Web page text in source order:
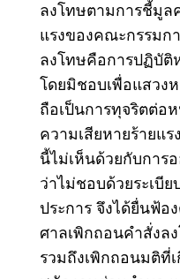
ลงโทษตามการชี้มูล
แรงของคณะกรรมก
ลงโทษคือการปฏิบัติ
โดยมิชอบเพื่อแสวง
ถือเป็นการทุจริตต่อ
ความเสียหายร้ายแร
นี้ไม่เห็นด้วยกับการ
ว่าไม่ชอบด้วยระเบี
ประการ จึงได้ยื่นฟ้อ
ศาลเพิกถอนคำสั่งล
รวมถึงเพิกถอนมติที่